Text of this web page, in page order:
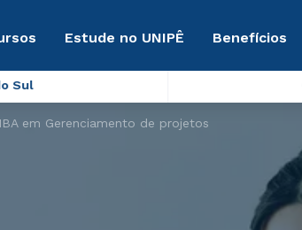
Estude no UNIPÊ Benefícios
Sul
em Gerenciamento de projetos